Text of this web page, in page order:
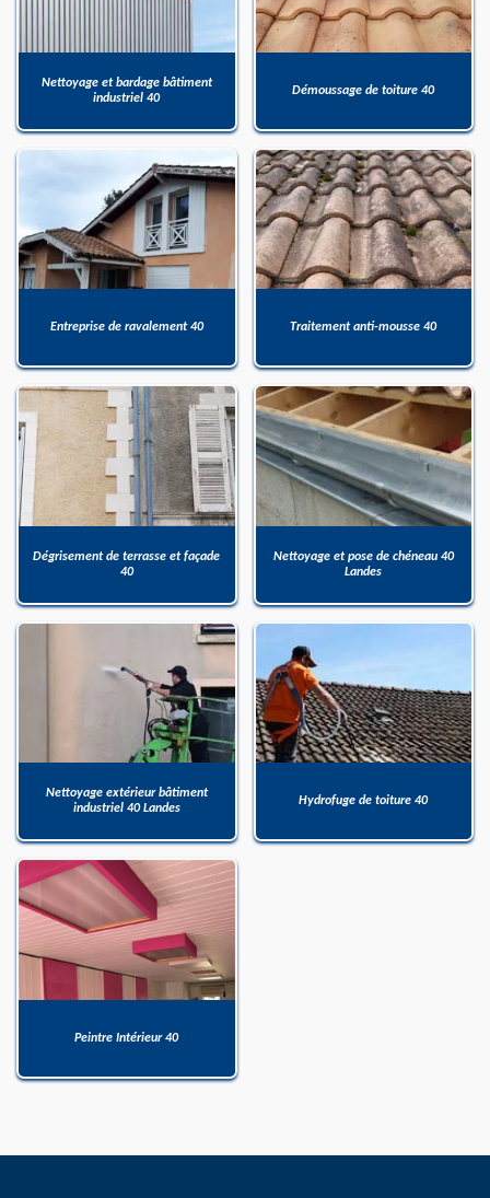
Nettoyage et bardage bâtiment
industriel 40
Démoussage de toiture 40
Entreprise de ravalement 40 Traitement anti-mousse 40
Dégrisement de terrasse et façade
40
Nettoyage et pose de chéneau 40
Landes
Nettoyage extérieur bâtiment
industriel 40 Landes
Hydrofuge de toiture 40
Peintre Intérieur 40